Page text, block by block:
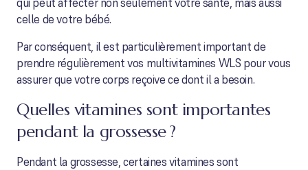
celle de votre bébé.
Par conséquent, il est particulièrement important de
prendre régulièrement vos multivitamines WLS pour vous
assurer que votre corps reçoive ce dont il a besoin.
Quelles vitamines sont importantes
pendant la grossesse ?
Pendant la grossesse, certaines vitamines sont